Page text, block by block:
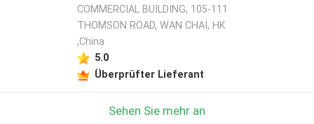
COMMERCIAL BUILDING, 105-111
THOMSON ROAD, WAN CHAI, HK
,China
5.0
Überprüfter Lieferant
Sehen Sie mehr an